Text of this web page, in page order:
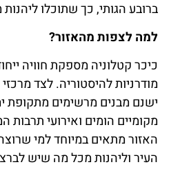
ברובע הגותי, כך שתוכלו ליהנות
למה לצפות מהאזור?
כיכר קטלוניה מספקת חוויה
מודרניות להיסטוריה. לצד
ישנם מבנים מרשימים מתקופת
מקומיים הומים ואירועי תרבות
האזור מתאים במיוחד למי
העיר וליהנות מכל מה שיש